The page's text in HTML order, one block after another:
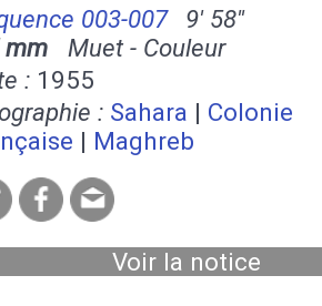
003-007
9' 58''
mm Muet - Couleur
: 1955
: Sahara | Colonie
| Maghreb
Voir la notice